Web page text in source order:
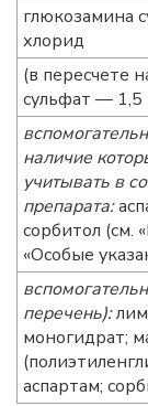
глюкозамина
хлорид
(в пересчете
сульфат — 1,5
наличие
учитывать в
препарата:
сорбитол (см.
«Особые
перечень):
моногидрат;
аспартам;